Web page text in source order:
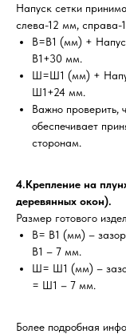
Напуск сетки
слева-12 мм, справа-
В=В1 (мм) +
В1+30 мм.
Ш=Ш1 (мм) +
Ш1+24 мм.
Важно проверить,
обеспечивает
сторонам.
4.Крепление на
деревянных окон).
Размер готового
В= В1 (мм) –
В1 – 7 мм.
Ш= Ш1 (мм) –
= Ш1 – 7 мм.
Более подробная